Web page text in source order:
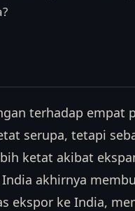
terhadap empat
serupa, tetapi
ketat akibat
akhirnya
ekspor ke India,